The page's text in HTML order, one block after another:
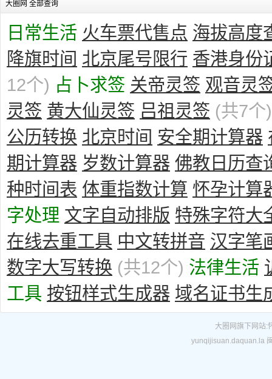
大圈网 全部查询
日常生活 火车票代售点 海拔高度
降旗时间 北京尾号限行 香港身份
12个) 占卜求签 关帝灵签 观音灵
灵签 黄大仙灵签 吕祖灵签 (共7个)
公历转换 北京时间 安全期计算器
期计算器 岁数计算器 佛教日历查
种时间表 体重指数计算 怀孕计算
字处理 文字自动排版 特殊字符大
在线去重工具 中文转拼音 汉字笔
数字大写转换 (共12个) 法律生活
工具 按钮样式生成器 域名证书生
大圈网旗下网站:
yunqijisuan.daquan.la